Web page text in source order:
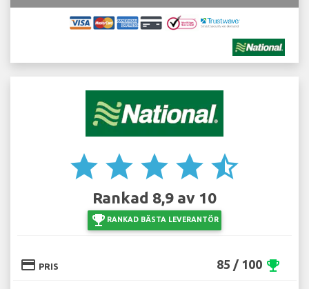
star star star star star_half
Rankad 8,9 av 10
emoji_events RANKAD BÄSTA LEVERANTÖR
credit_card PRIS 85 / 100 emoji_events